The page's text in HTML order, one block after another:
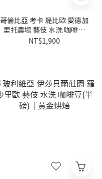
哥倫比亞 考卡 堤比歐 愛德加
里托農場 藝伎 水洗 咖啡豆
(半磅)｜黃金烘焙
NT$1,900